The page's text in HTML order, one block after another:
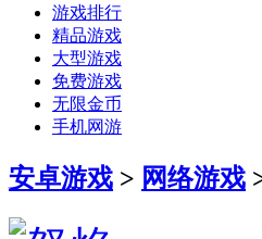
游戏排行
精品游戏
大型游戏
免费游戏
无限金币
手机网游
安卓游戏 > 网络游戏